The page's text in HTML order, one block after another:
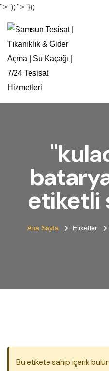
"> '); "> '});
etiketli
Ana Sayfa Etiketler
Bu etikete sahip içerik